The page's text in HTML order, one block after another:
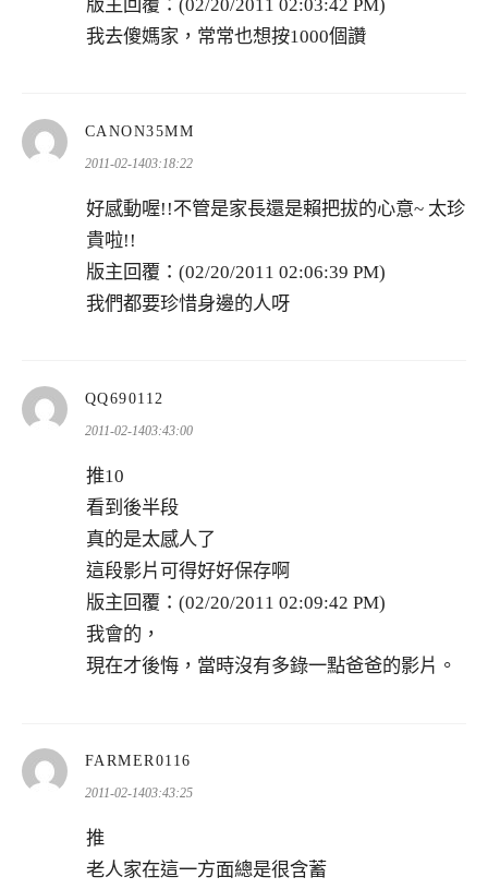
版主回覆：(02/20/2011 02:03:42 PM)
我去傻媽家，常常也想按1000個讚
CANON35MM
2011-02-1403:18:22
好感動喔!!不管是家長還是賴把拔的心意~ 太珍
貴啦!!
版主回覆：(02/20/2011 02:06:39 PM)
我們都要珍惜身邊的人呀
QQ690112
示:
2011-02-1403:43:00
推10
看到後半段
真的是太感人了
這段影片可得好好保存啊
版主回覆：(02/20/2011 02:09:42 PM)
我會的，
現在才後悔，當時沒有多錄一點爸爸的影片。
FARMER0116
示:
2011-02-1403:43:25
推
老人家在這一方面總是很含蓄